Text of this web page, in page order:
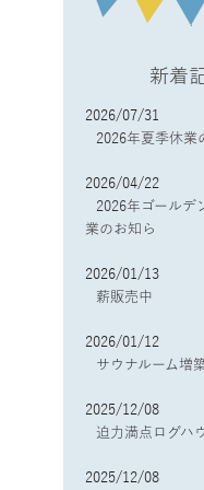
新着
2026/07/31
2026年夏季休業
2026/04/22
2026年ゴールデ
業のお知ら
2026/01/13
薪販売中
2026/01/12
サウナルーム増
2025/12/08
迫力満点ログハ
2025/12/08